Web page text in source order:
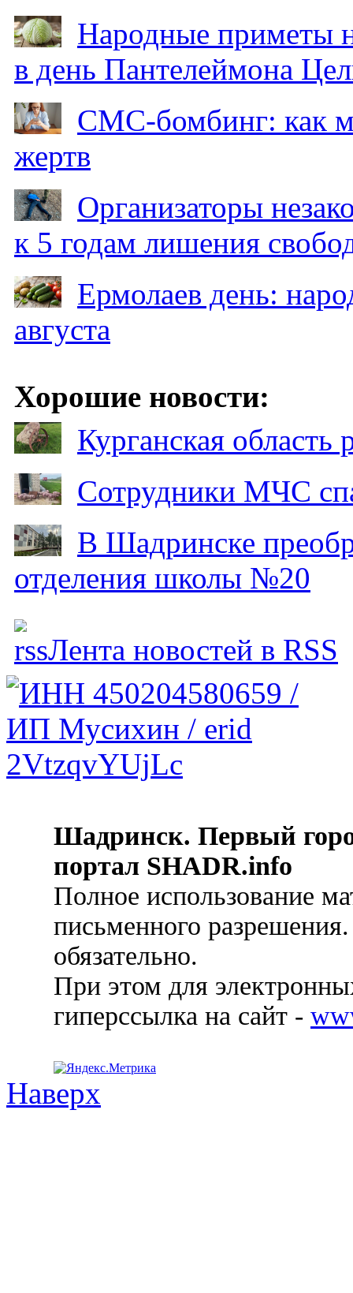
Народные приметы
в день Пантелеймона
СМС-бомбинг: как
жертв
Организаторы
к 5 годам лишения
Ермолаев день:
августа
Хорошие новости:
Курганская
Сотрудники МЧС
В Шадринске
отделения школы №20
Лента новостей в RSS
Шадринск. Первый
портал SHADR.info
Полное использование
письменного
обязательно.
При этом для
гиперссылка на сайт -
Наверх